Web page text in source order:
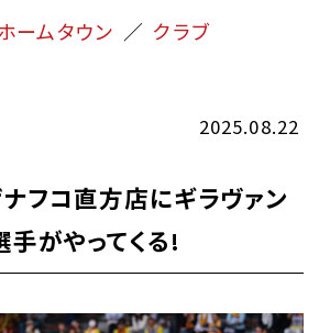
ームタウン
クラブ
2025.08.22
フコ直方店にギラヴァン
がやってくる!